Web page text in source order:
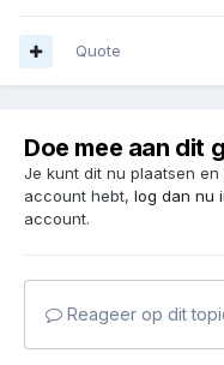
Quote
Doe mee aan dit
Je kunt dit nu plaatsen
account hebt, log dan nu
account.
Reageer op dit